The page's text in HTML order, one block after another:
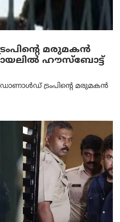
മരുമകൻ
ഹൗസ്ബോട്ട്
ട്രംപിന്റെ മരുമകൻ